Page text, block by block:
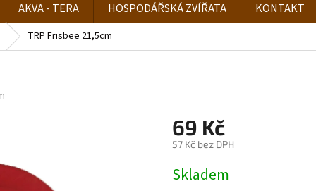
AKVA - TERA HOSPODÁŘSKÁ ZVÍŘATA KONTAKT
TRP Frisbee 21,5cm
69 Kč
57 Kč bez DPH
cena:
Skladem